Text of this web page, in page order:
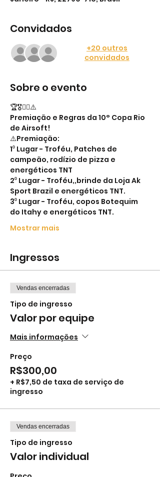
Convidados
+20 outros
convidados
Sobre o evento
🏆🎖️💂‍♂️⚠️
Premiação e Regras da 10° Copa Rio
de Airsoft!
⚠️Premiação:
1⁰ Lugar - Troféu, Patches de
campeão, rodízio de pizza e
energéticos TNT
2⁰ Lugar - Troféu,,brinde da Loja Ak
Sport Brazil e energéticos TNT.
3⁰ Lugar - Troféu, copos Botequim
do Itahy e energéticos TNT.
Mostrar mais
Ingressos
Vendas encerradas
Tipo de ingresso
Valor por equipe
Mais informações
Preço
R$300,00
+ R$7,50 de taxa de serviço de
ingresso
Vendas encerradas
Tipo de ingresso
Valor individual